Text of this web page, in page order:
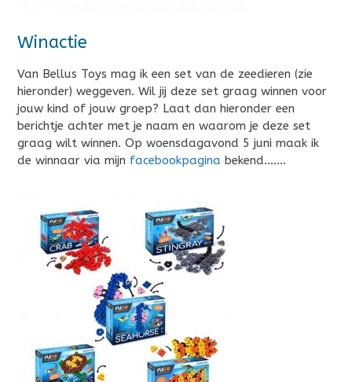
Winactie
Van Bellus Toys mag ik een set van de zeedieren (zie
hieronder) weggeven. Wil jij deze set graag winnen voor
jouw kind of jouw groep? Laat dan hieronder een
berichtje achter met je naam en waarom je deze set
graag wilt winnen. Op woensdagavond 5 juni maak ik
de winnaar via mijn facebookpagina bekend…….